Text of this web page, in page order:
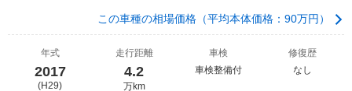
この車種の相場価格（平均本体価格：90万円）
年式
2017
(H29)
走行距離
4.2
万km
車検
車検整備付
修復歴
なし